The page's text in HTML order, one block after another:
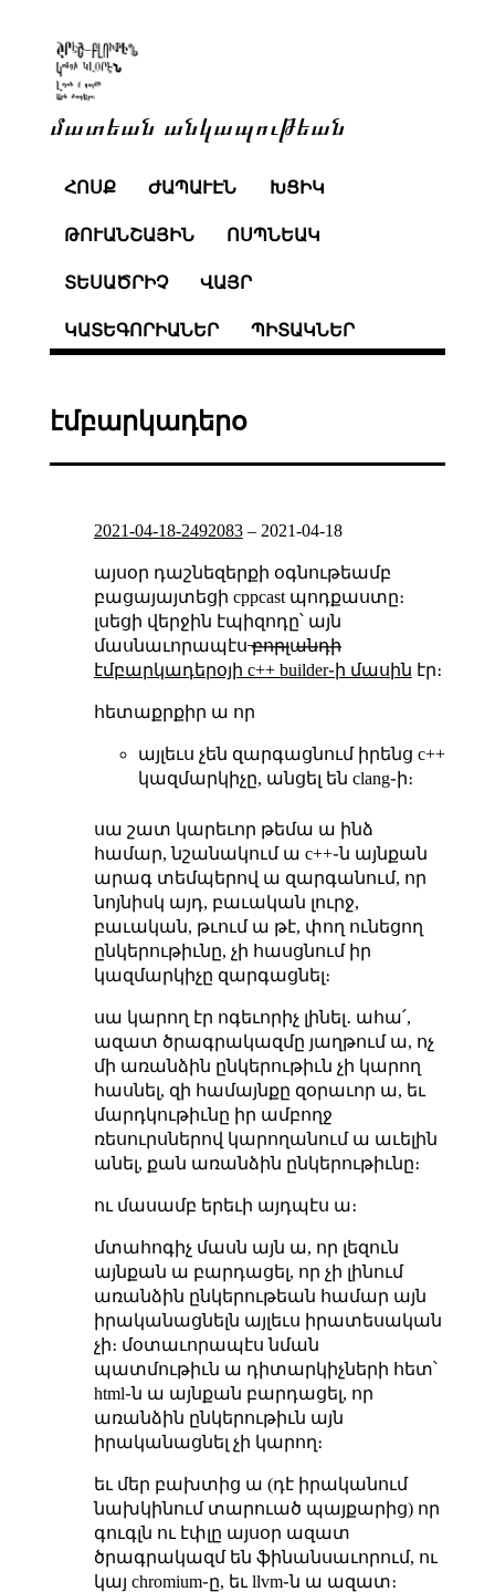
մատեան անկապութեան
ՀՈՍՔ ԺԱՊԱՒԷՆ ԽՑԻԿ
ԹՈՒԱՆՇԱՅԻՆ ՈՍՊՆԵԱԿ
ՏԵՍԱԾՐԻՉ ՎԱՅՐ
ԿԱՏԵԳՈՐԻԱՆԵՐ ՊԻՏԱԿՆԵՐ
էմբարկադերօ
2021-04-18-2492083– 2021-04-18
այսօր դաշնեզերքի օգնութեամբ
բացայայտեցի cppcast պոդքաստը։
լսեցի վերջին էպիզոդը՝ այն
մասնաւորապէս ̶բ̶ո̶ր̶լ̶ա̶ն̶դ̶ի̶
էմբարկադերօյի c++ builder֊ի մասին էր։
հետաքրքիր ա որ
այլեւս չեն զարգացնում իրենց c++
կազմարկիչը, անցել են clang֊ի։
սա շատ կարեւոր թեմա ա ինձ
համար, նշանակում ա c++֊ն այնքան
արագ տեմպերով ա զարգանում, որ
նոյնիսկ այդ, բաւական լուրջ,
բաւական, թւում ա թէ, փող ունեցող
ընկերութիւնը, չի հասցնում իր
կազմարկիչը զարգացնել։
սա կարող էր ոգեւորիչ լինել․ ահա՛,
ազատ ծրագրակազմը յաղթում ա, ոչ
մի առանձին ընկերութիւն չի կարող
հասնել, զի համայնքը զօրաւոր ա, եւ
մարդկութիւնը իր ամբողջ
ռեսուրսներով կարողանում ա աւելին
անել, քան առանձին ընկերութիւնը։
ու մասամբ երեւի այդպէս ա։
մտահոգիչ մասն այն ա, որ լեզուն
այնքան ա բարդացել, որ չի լինում
առանձին ընկերութեան համար այն
իրականացնելն այլեւս իրատեսական
չի։ մօտաւորապէս նման
պատմութիւն ա դիտարկիչների հետ՝
html֊ն ա այնքան բարդացել, որ
առանձին ընկերութիւն այն
իրականացնել չի կարող։
եւ մեր բախտից ա (դէ իրականում
նախկինում տարուած պայքարից) որ
գուգլն ու էփլը այսօր ազատ
ծրագրակազմ են ֆինանսաւորում, ու
կայ chromium֊ը, եւ llvm֊ն ա ազատ։